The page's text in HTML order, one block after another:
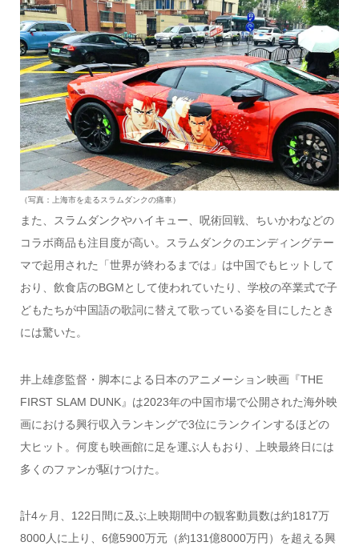
（写真：上海市を走るスラムダンクの痛車）
また、スラムダンクやハイキュー、呪術回戦、ちいかわなどの
コラボ商品も注目度が高い。スラムダンクのエンディングテー
マで起用された「世界が終わるまでは」は中国でもヒットして
おり、飲食店のBGMとして使われていたり、学校の卒業式で子
どもたちが中国語の歌詞に替えて歌っている姿を目にしたとき
には驚いた。
井上雄彦監督・脚本による日本のアニメーション映画『THE
FIRST SLAM DUNK』は2023年の中国市場で公開された海外映
画における興行収入ランキングで3位にランクインするほどの
大ヒット。何度も映画館に足を運ぶ人もおり、上映最終日には
多くのファンが駆けつけた。
計4ヶ月、122日間に及ぶ上映期間中の観客動員数は約1817万
8000人に上り、6億5900万元（約131億8000万円）を超える興